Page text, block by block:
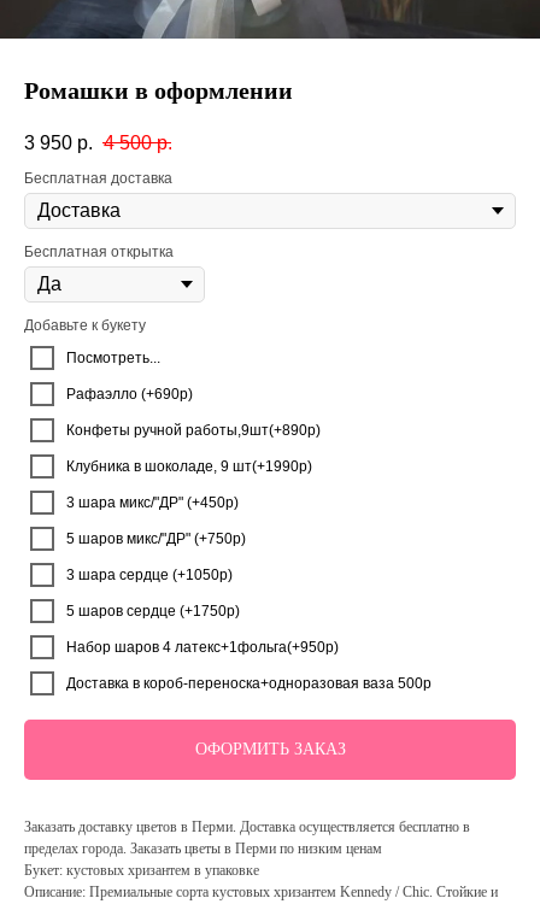
Ромашки в оформлении
3 950 р. 4 500 р.
Бесплатная доставка
Бесплатная открытка
Добавьте к букету
Посмотреть...
Рафаэлло (+690р)
Конфеты ручной работы,9шт(+890р)
Клубника в шоколаде, 9 шт(+1990р)
3 шара микс/"ДР" (+450р)
5 шаров микс/"ДР" (+750р)
3 шара сердце (+1050р)
5 шаров сердце (+1750р)
Набор шаров 4 латекс+1фольга(+950р)
Доставка в короб-переноска+одноразовая ваза 500р
ОФОРМИТЬ ЗАКАЗ
Заказать доставку цветов в Перми. Доставка осуществляется бесплатно в
пределах города. Заказать цветы в Перми по низким ценам
Букет: кустовых хризантем в упаковке
Описание: Премиальные сорта кустовых хризантем Kennedy / Chic. Стойкие и